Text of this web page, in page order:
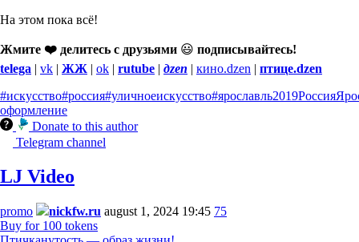
На этом пока всё!
Жмите ❤️ делитесь с друзьями 😃 подписывайтесь!
telega | vk | ЖЖ | ok | rutube | дzen | кино.dzen | птице.dzen
#искусство#россия#уличноеискусство#ярославль2019Россия
оформление
Donate to this author
Telegram channel
LJ Video
promo nickfw.ru august 1, 2024 19:45 75
Buy for 100 tokens